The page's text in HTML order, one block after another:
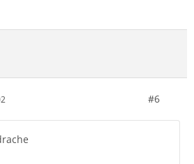
#6